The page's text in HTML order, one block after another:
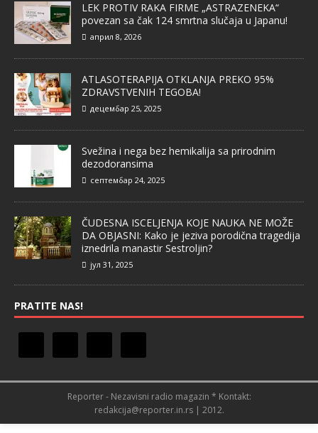
LEK PROTIV RAKA FIRME „ASTRAZENEKA“
povezan sa čak 124 smrtna slučaja u Japanu!
април 8, 2026
ATLASOTERAPIJA OTKLANJA PREKO 95%
ZDRAVSTVENIH TEGOBA!
децембар 25, 2025
Svežina i nega bez hemikalija sa prirodnim
dezodoransima
септембар 24, 2025
ČUDESNA ISCELJENJA KOJE NAUKA NE MOŽE
DA OBJASNI: Kako je jeziva porodična tragedija
iznedrila manastir Sestroljin?
јул 31, 2025
PRATITE NAS!
Reporter - Nezavisni radio magazin * Kontakt:
redakcija@reporter.in.rs | 2012.